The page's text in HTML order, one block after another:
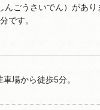
ごうさいでん）があり
です。
場から徒歩5分。